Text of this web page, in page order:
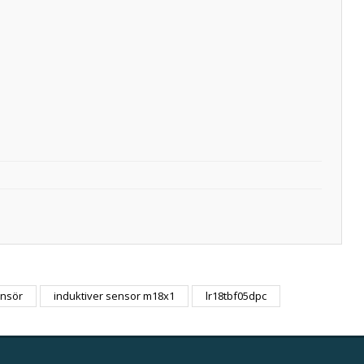
induktiver sensor m18x1
lr18tbf05dpc